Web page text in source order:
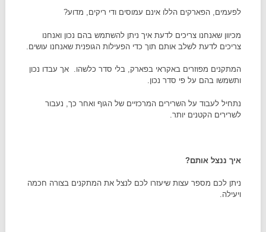
לפעמים, הפארקים הללו אינם עמוסים ודי ריקים, מדוע?
מכיוון שאנחנו צריכים לדעת איך ניתן להשתמש בהם נכון ואנחנו
צריכים לדעת לשלב אותם תוך כדי הפעילות הגופנית שאנחנו עושים.
המתקנים מפוזרים באקראי בפארק, בלי סדר כלשהו. אך עבדו נכון
ותשמשו בהם על פי סדר נכון.
נתחיל לעבוד על השרירים המרכזיים של הגוף ואחר כך, נעבור
לשרירים הקטנים יותר.
איך ננצל אותם?
ניתן לכם מספר עצות שיעזרו לכם לנצל את המתקנים בצורה חכמה
ויעילה.